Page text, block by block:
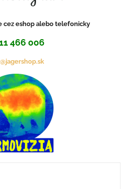
cez eshop alebo telefonicky
466 006